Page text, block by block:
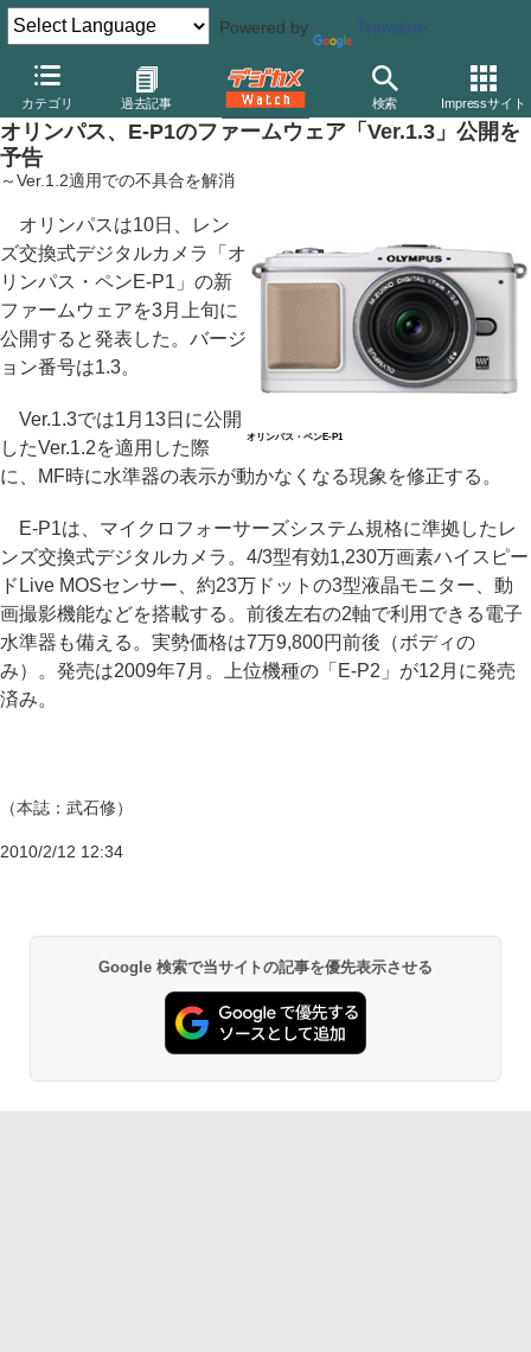
Powered by Translate
カテゴリ 過去記事 検索 Impressサイト
デジカメ Watch カメラ ミラーレスカメラ オリンパス
オリンパス、E-P1のファームウェア「Ver.1.3」公開を
予告
～Ver.1.2適用での不具合を解消
オリンパス・ペンE-P1
オリンパスは10日、レン
ズ交換式デジタルカメラ「オ
リンパス・ペンE-P1」の新
ファームウェアを3月上旬に
公開すると発表した。バージ
ョン番号は1.3。
Ver.1.3では1月13日に公開
したVer.1.2を適用した際
に、MF時に水準器の表示が動かなくなる現象を修正する。
E-P1は、マイクロフォーサーズシステム規格に準拠したレ
ンズ交換式デジタルカメラ。4/3型有効1,230万画素ハイスピー
ドLive MOSセンサー、約23万ドットの3型液晶モニター、動
画撮影機能などを搭載する。前後左右の2軸で利用できる電子
水準器も備える。実勢価格は7万9,800円前後（ボディの
み）。発売は2009年7月。上位機種の「E-P2」が12月に発売
済み。
（本誌：武石修）
2010/2/12 12:34
Google 検索で当サイトの記事を優先表示させる